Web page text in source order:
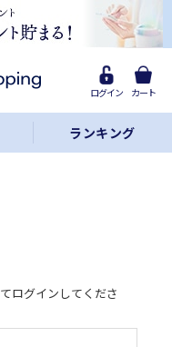
ログイン カート
ランキング
ログインしてくださ